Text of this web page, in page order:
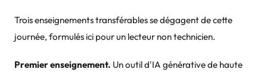
Trois enseignements transférables se dégagent de cette
journée, formulés ici pour un lecteur non technicien.
Premier enseignement. Un outil d'IA générative de haute